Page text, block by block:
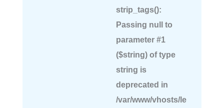
strip_tags():
Passing null to
parameter #1
($string) of type
string is
deprecated in
/var/www/vhosts/le